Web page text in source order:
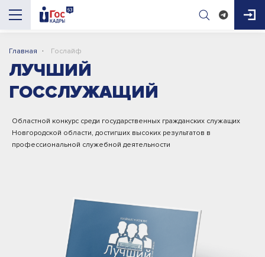
Главная · Гослайф
ЛУЧШИЙ
ГОССЛУЖАЩИЙ
Областной конкурс среди государственных гражданских служащих
Новгородской области, достигших высоких результатов в
профессиональной служебной деятельности
Фамилия *
Имя *
Дата рождения *
AI-помощник
ГосКадры53
ГосКадры53. Могу подсказать про
вакансии, конкурсы, документы для приёма
на работу и обучение. Чем помочь?